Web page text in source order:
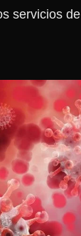
servicios